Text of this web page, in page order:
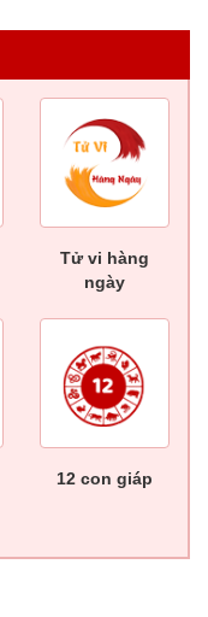
Tử vi hàng
ngày
12 con giáp